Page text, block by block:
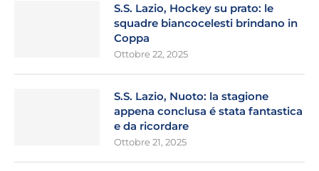
S.S. Lazio, Hockey su prato: le
squadre biancocelesti brindano in
Coppa
Ottobre 22, 2025
S.S. Lazio, Nuoto: la stagione
appena conclusa é stata fantastica
e da ricordare
Ottobre 21, 2025